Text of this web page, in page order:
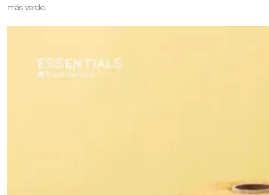
más verde.